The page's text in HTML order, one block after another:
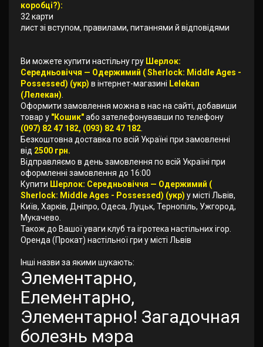
коробці?):
32 карти
лист зі вступом, правилами, питаннями й відповідями
Ви можете купити настільну гру Шерлок:
Середньовіччя — Одержимий ( Sherlock: Middle Ages -
Possessed) (укр) в інтернет-магазині Lelekan
(Лелекан)
Оформити замовлення можна в нас на сайті, добавиши
товар у "Кошик"або зателефонувавши по телефону
(097) 82 47 182, (093) 82 47 182
Безкоштовна доставка по всій Україні при замовленні
від 2500 грн.
Відправляємо в день замовлення по всій Україні при
оформленні замовлення до 16:00
Купити Шерлок: Середньовіччя — Одержимий (
Sherlock: Middle Ages - Possessed) (укр) у місті Львів,
Київ, Харків, Дніпро, Одеса, Луцьк, Тернопіль, Ужгород,
Мукачево.
Також до Вашої уваги клуб та ігротека настільних ігор.
Оренда (Прокат) настільної гри у місті Львів
Інші назви за якими шукають:
Элементарно,
Елементарно,
Элементарно! Загадочная
болезнь мэра